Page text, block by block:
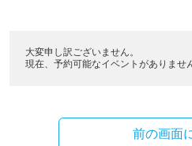
大変申し訳ございません。
現在、予約可能なイベントがありませ
前の画面